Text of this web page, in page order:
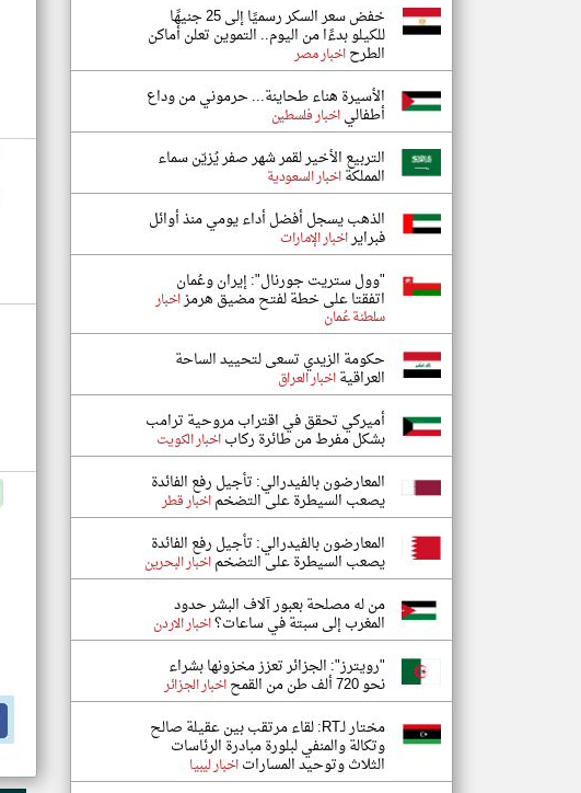
خفض سعر السكر رسميًا إلى 25 جنيهًا
للكيلو بدءًا من اليوم.. التموين تعلن أماكن
الطرحاخبار مصر
الأسيرة هناء طحاينة... حرموني من وداع
أطفالياخبار فلسطين
التربيع الأخير لقمر شهر صفر يُزيّن سماء
المملكةاخبار السعودية
الذهب يسجل أفضل أداء يومي منذ أوائل
فبرايراخبار الإمارات
"وول ستريت جورنال": إيران وعُمان
اتفقتا على خطة لفتح مضيق هرمزاخبار
سلطنة عُمان
حكومة الزيدي تسعى لتحييد الساحة
العراقيةاخبار العراق
أميركي تحقق في اقتراب مروحية ترامب
بشكل مفرط من طائرة ركاباخبار الكويت
المعارضون بالفيدرالي: تأجيل رفع الفائدة
يصعب السيطرة على التضخماخبار قطر
المعارضون بالفيدرالي: تأجيل رفع الفائدة
يصعب السيطرة على التضخماخبار البحرين
من له مصلحة بعبور آلاف البشر حدود
المغرب إلى سبتة في ساعات؟اخبار الاردن
"رويترز": الجزائر تعزز مخزونها بشراء
نحو 720 ألف طن من القمح اخبار الجزائر
مختار لـRT: لقاء مرتقب بين عقيلة صالح
وتكالة والمنفي لبلورة مبادرة الرئاسات
الثلاث وتوحيد المساراتاخبار ليبيا